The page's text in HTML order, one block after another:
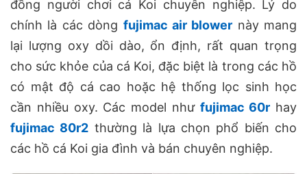
đồng người chơi cá Koi chuyên nghiệp. Lý do
chính là các dòng fujimac air blower này mang
lại lượng oxy dồi dào, ổn định, rất quan trọng
cho sức khỏe của cá Koi, đặc biệt là trong các hồ
có mật độ cá cao hoặc hệ thống lọc sinh học
cần nhiều oxy. Các model như fujimac 60r hay
fujimac 80r2 thường là lựa chọn phổ biến cho
các hồ cá Koi gia đình và bán chuyên nghiệp.